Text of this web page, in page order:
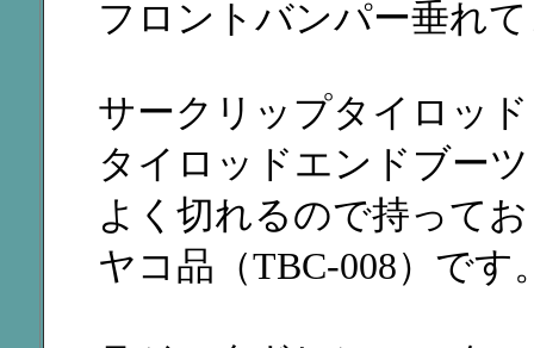
フロントバンパー垂れ
サークリップタイロッ
タイロッドエンドブー
よく切れるので持って
ヤコ品（TBC-008）です